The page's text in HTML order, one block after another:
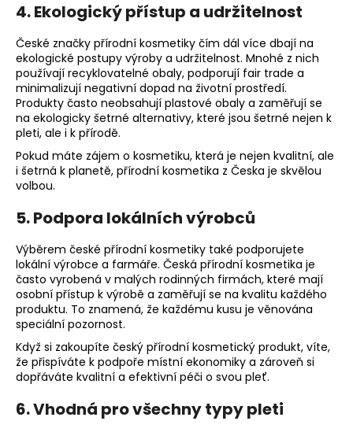
4. Ekologický přístup a udržitelnost
České značky přírodní kosmetiky čím dál více dbají na
ekologické postupy výroby a udržitelnost. Mnohé z nich
používají recyklovatelné obaly, podporují fair trade a
minimalizují negativní dopad na životní prostředí.
Produkty často neobsahují plastové obaly a zaměřují se
na ekologicky šetrné alternativy, které jsou šetrné nejen k
pleti, ale i k přírodě.
Pokud máte zájem o kosmetiku, která je nejen kvalitní, ale
i šetrná k planetě, přírodní kosmetika z Česka je skvělou
volbou.
5. Podpora lokálních výrobců
Výběrem české přírodní kosmetiky také podporujete
lokální výrobce a farmáře. Česká přírodní kosmetika je
často vyrobená v malých rodinných firmách, které mají
osobní přístup k výrobě a zaměřují se na kvalitu každého
produktu. To znamená, že každému kusu je věnována
speciální pozornost.
Když si zakoupíte český přírodní kosmetický produkt, víte,
že přispíváte k podpoře místní ekonomiky a zároveň si
dopřáváte kvalitní a efektivní péči o svou pleť.
6. Vhodná pro všechny typy pleti